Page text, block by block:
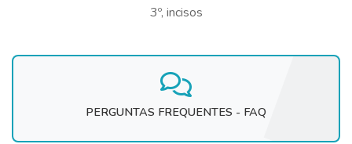
3º, incisos
PERGUNTAS FREQUENTES - FAQ